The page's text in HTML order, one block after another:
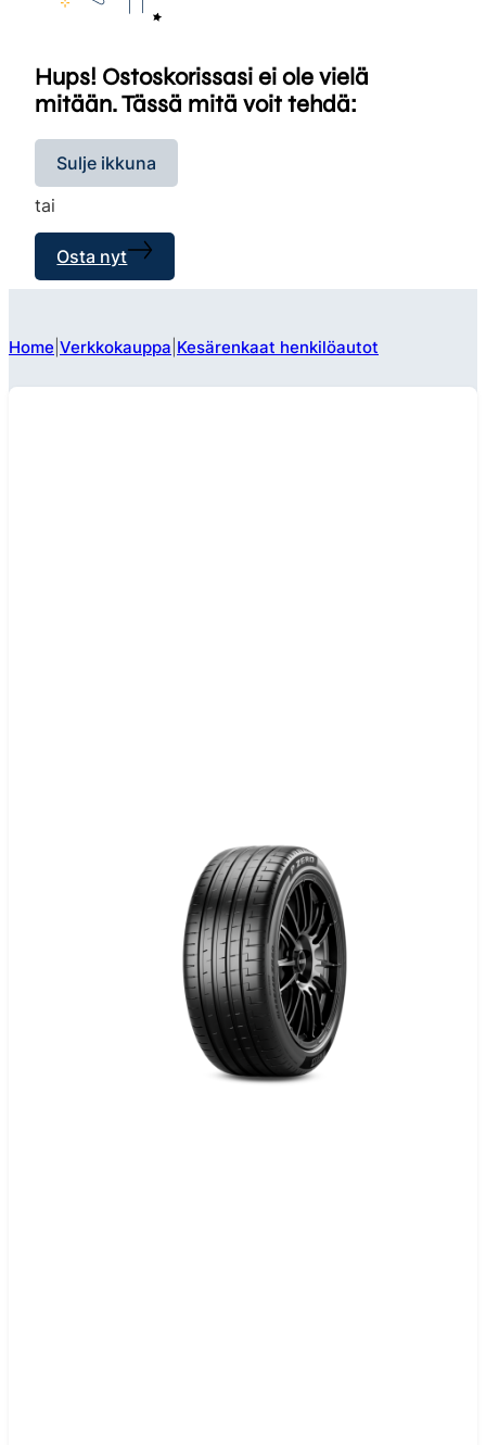
Hups! Ostoskorissasi ei ole vielä
mitään. Tässä mitä voit tehdä:
Sulje ikkuna
tai
Osta nyt
Home Verkkokauppa Kesärenkaat henkilöautot